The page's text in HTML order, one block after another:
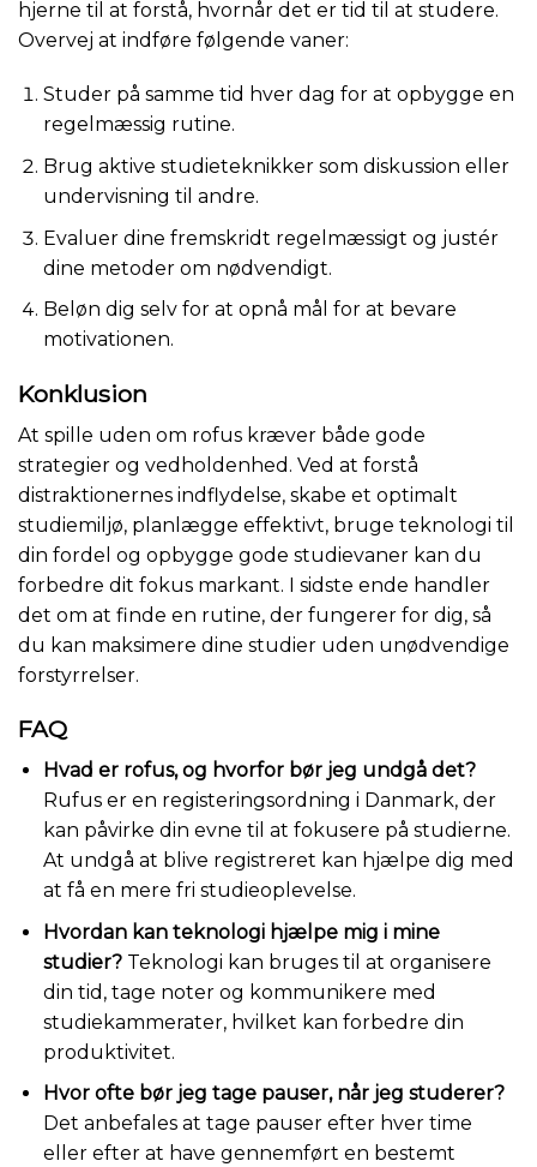
hjerne til at forstå, hvornår det er tid til at studere.
Overvej at indføre følgende vaner:
Studer på samme tid hver dag for at opbygge en
regelmæssig rutine.
Brug aktive studieteknikker som diskussion eller
undervisning til andre.
Evaluer dine fremskridt regelmæssigt og justér
dine metoder om nødvendigt.
Beløn dig selv for at opnå mål for at bevare
motivationen.
Konklusion
At spille uden om rofus kræver både gode
strategier og vedholdenhed. Ved at forstå
distraktionernes indflydelse, skabe et optimalt
studiemiljø, planlægge effektivt, bruge teknologi til
din fordel og opbygge gode studievaner kan du
forbedre dit fokus markant. I sidste ende handler
det om at finde en rutine, der fungerer for dig, så
du kan maksimere dine studier uden unødvendige
forstyrrelser.
FAQ
Hvad er rofus, og hvorfor bør jeg undgå det?
Rufus er en registeringsordning i Danmark, der
kan påvirke din evne til at fokusere på studierne.
At undgå at blive registreret kan hjælpe dig med
at få en mere fri studieoplevelse.
Hvordan kan teknologi hjælpe mig i mine
studier?Teknologi kan bruges til at organisere
din tid, tage noter og kommunikere med
studiekammerater, hvilket kan forbedre din
produktivitet.
Hvor ofte bør jeg tage pauser, når jeg studerer?
Det anbefales at tage pauser efter hver time
eller efter at have gennemført en bestemt